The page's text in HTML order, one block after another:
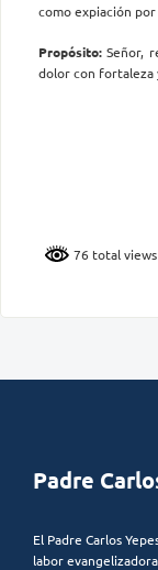
como expiación
Propósito: Señor,
dolor con fortaleza
76 total views
Padre
El Padre Carlos
labor